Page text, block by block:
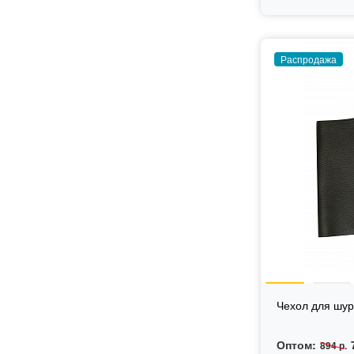
Распродажа
Чехол для
Оптом: 894 р.